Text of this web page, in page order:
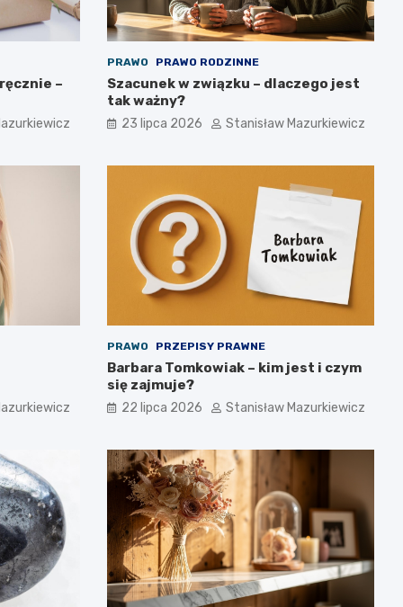
–
PRAWO PRAWO RODZINNE
Szacunek w związku – dlaczego jest
tak ważny?
23 lipca 2026 Stanisław Mazurkiewicz
PRAWO PRZEPISY PRAWNE
Barbara Tomkowiak – kim jest i czym
się zajmuje?
22 lipca 2026 Stanisław Mazurkiewicz